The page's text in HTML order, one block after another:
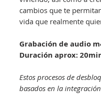
cambios que te
vida que realmente
Grabación de audio
Duración aprox:
Estos procesos de
basados en la